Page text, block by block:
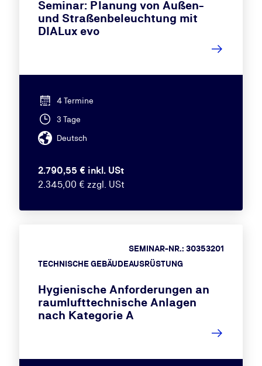
Seminar: Planung von Außen-
und Straßenbeleuchtung mit
DIALux evo
4 Termine
3 Tage
Deutsch
2.790,55 € inkl. USt
2.345,00 € zzgl. USt
TECHNISCHE GEBÄUDEAUSRÜSTUNG
SEMINAR-NR.: 30353201
Hygienische Anforderungen an
raumlufttechnische Anlagen
nach Kategorie A